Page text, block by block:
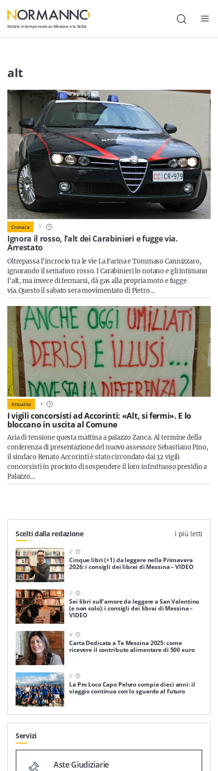
Notizie in tempo reale su Messina e la Sicilia
Politica
Cultura
Lavoro
Società
Economia
Sport
Sicilia
Servizi
Resta sempre aggiornato con le ultime news, iscriviti alla
nostra newsletter
Iscriviti
alt
Ignora il rosso, l’alt dei Carabinieri e fugge via.
Arrestato
Cronaca 1'
Oltrepassa l'incrocio tra le vie La Farina e Tommaso Cannizzaro,
ignorando il semaforo rosso. I Carabinieri lo notano e gli intimano
l'alt, ma invece di fermarsi, dà gas alla propria moto e fugge
via. Questo il sabato sera movimentato di Pietro…
Attualità 1'
I vigili concorsisti ad Accorinti: «Alt, si fermi». E lo
bloccano in uscita al Comune
Aria di tensione questa mattina a palazzo Zanca. Al termine della
conferenza di presentazione del nuovo assessore Sebastiano Pino,
il sindaco Renato Accorinti è stato circondato dai 32 vigili
concorsisti in procinto di sospendere il loro infruttuoso presidio a
Palazzo…
Scelti dalla redazione I più letti
2'
Cinque libri (+1) da leggere nella Primavera
2026: i consigli dei librai di Messina – VIDEO
2'
Sei libri sull’amore da leggere a San Valentino
(e non solo): i consigli dei librai di Messina –
VIDEO
4'
Carta Dedicata a Te Messina 2025: come
ricevere il contributo alimentare di 500 euro
3'
La Pro Loco Capo Peloro compie dieci anni: il
viaggio continua con lo sguardo al futuro
Servizi
Aste Giudiziarie